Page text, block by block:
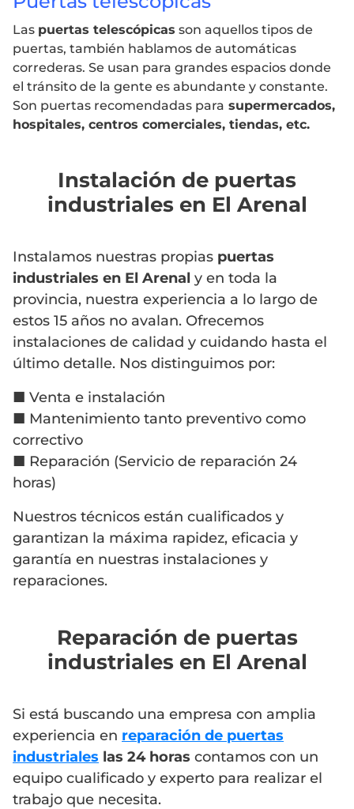
Las puertas telescópicas son aquellos tipos de
puertas, también hablamos de automáticas
correderas. Se usan para grandes espacios donde
el tránsito de la gente es abundante y constante.
Son puertas recomendadas para supermercados,
hospitales, centros comerciales, tiendas, etc.
Instalación de puertas
industriales en El Arenal
Instalamos nuestras propias puertas
industriales en El Arenal y en toda la
provincia, nuestra experiencia a lo largo de
estos 15 años no avalan. Ofrecemos
instalaciones de calidad y cuidando hasta el
último detalle. Nos distinguimos por:
■ Venta e instalación
■ Mantenimiento tanto preventivo como
correctivo
■ Reparación (Servicio de reparación 24
horas)
Nuestros técnicos están cualificados y
garantizan la máxima rapidez, eficacia y
garantía en nuestras instalaciones y
reparaciones.
Reparación de puertas
industriales en El Arenal
Si está buscando una empresa con amplia
experiencia en reparación de puertas
industriales las 24 horas contamos con un
equipo cualificado y experto para realizar el
trabajo que necesita.